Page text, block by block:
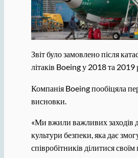
Звіт було замовлено після
літаків Boeing у 2018 та 2019
Компанія Boeing пообіцяла
висновки.
«Ми вжили важливих заходів
культури безпеки, яка дає
співробітників ділитися